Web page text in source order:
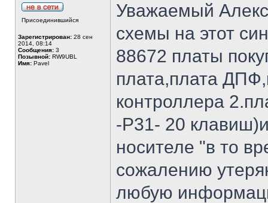
Присоединившийся
Зарегистрирован: 28 сен
2014, 08:14
Сообщения: 3
Позывной: RW9UBL
Имя: Pavel
Уважаемый
схемы на этот
88672 платы
плата,плата
контроллера
-Р31- 20
носителе "в то
сожалению
любую